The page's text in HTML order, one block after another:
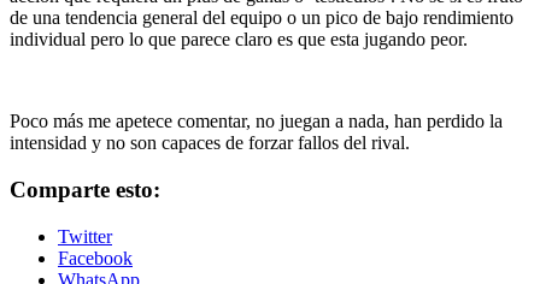
de una tendencia general del equipo o un pico de bajo rendimiento
individual pero lo que parece claro es que esta jugando peor.
Poco más me apetece comentar, no juegan a nada, han perdido la
intensidad y no son capaces de forzar fallos del rival.
Comparte esto:
Twitter
Facebook
WhatsApp